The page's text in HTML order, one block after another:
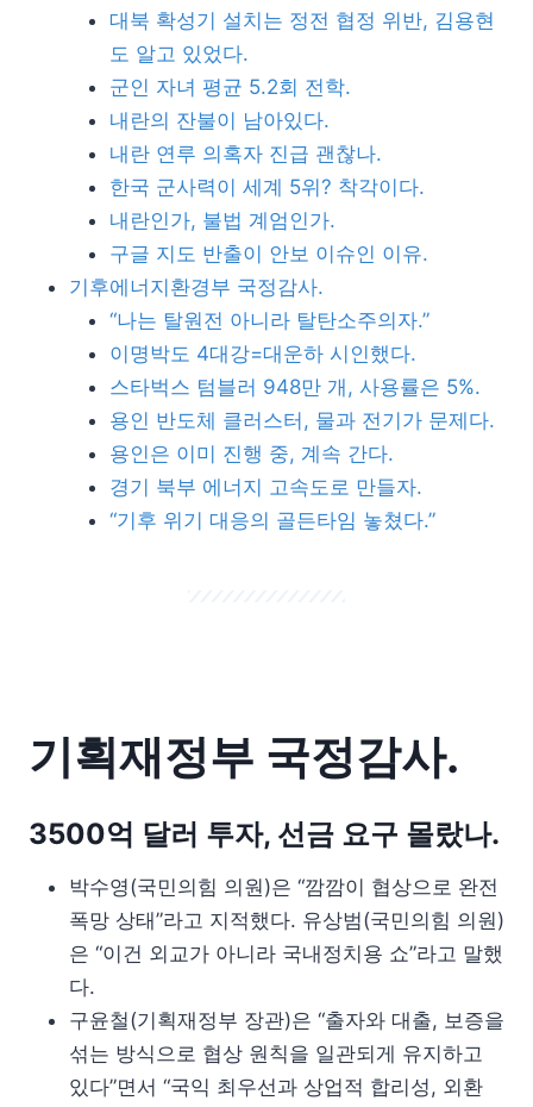
대북 확성기 설치는 정전 협정 위반, 김용현
도 알고 있었다.
군인 자녀 평균 5.2회 전학.
내란의 잔불이 남아있다.
내란 연루 의혹자 진급 괜찮나.
한국 군사력이 세계 5위? 착각이다.
내란인가, 불법 계엄인가.
구글 지도 반출이 안보 이슈인 이유.
기후에너지환경부 국정감사.
“나는 탈원전 아니라 탈탄소주의자.”
이명박도 4대강=대운하 시인했다.
스타벅스 텀블러 948만 개, 사용률은 5%.
용인 반도체 클러스터, 물과 전기가 문제다.
용인은 이미 진행 중, 계속 간다.
경기 북부 에너지 고속도로 만들자.
“기후 위기 대응의 골든타임 놓쳤다.”
기획재정부 국정감사.
3500억 달러 투자, 선금 요구 몰랐나.
박수영(국민의힘 의원)은 “깜깜이 협상으로 완전
폭망 상태”라고 지적했다. 유상범(국민의힘 의원)
은 “이건 외교가 아니라 국내정치용 쇼”라고 말했
다.
구윤철(기획재정부 장관)은 “출자와 대출, 보증을
섞는 방식으로 협상 원칙을 일관되게 유지하고
있다”면서 “국익 최우선과 상업적 합리성, 외환